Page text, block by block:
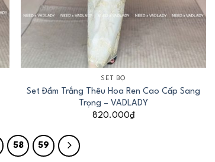
SET BỘ
Set Đầm Trắng Thêu Hoa Ren Cao Cấp Sang
Trọng – VADLADY
820.000₫
58 59